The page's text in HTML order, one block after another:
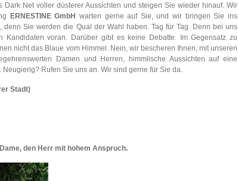
Dark Net voller düsterer Aussichten und steigen Sie wieder hinauf. Wir
ERNESTINE GmbH
warten gerne auf Sie, und wir bringen Sie ins
denn Sie werden die Qual der Wahl haben. Tag für Tag. Denn bei uns
Kandidaten voran. Darüber gibt es keine Debatte. Im Gegensatz zu
nicht das Blaue vom Himmel. Nein, wir bescheren Ihnen, mit unseren
Damen und Herren, himmlische Aussichten auf eine
Rufen Sie uns an. Wir sind gerne für Sie da.
Stadt)
den Herr mit hohem Anspruch.